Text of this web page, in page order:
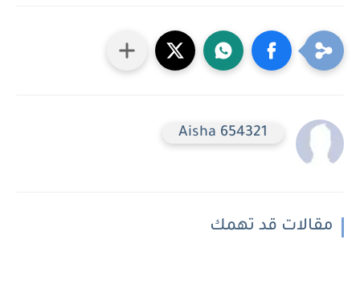
Aisha 654321
مقالات قد تهمك